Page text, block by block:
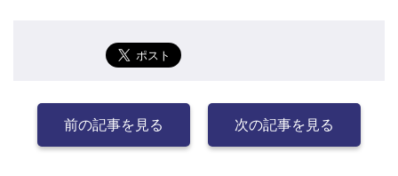
前の記事を見る 次の記事を見る